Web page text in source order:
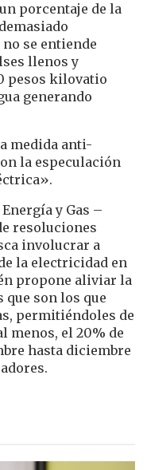
porcentaje de la
se entiende
llenos y
pesos kilovatio
generando
medida anti-
la especulación
y Gas –
resoluciones
involucrar a
la electricidad en
propone aliviar la
son los que
permitiéndoles de
menos, el 20% de
hasta diciembre